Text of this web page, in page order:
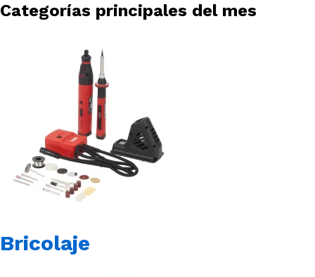
Categorías principales del mes
Bricolaje